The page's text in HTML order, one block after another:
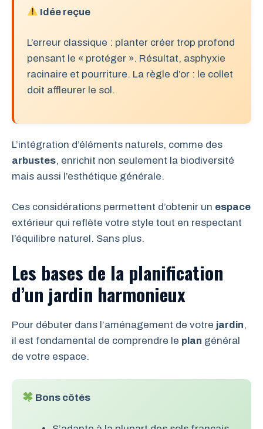
Idée reçue
L’erreur classique : planter créer trop profond
pensant le « protéger ». Résultat, asphyxie
racinaire et pourriture. La règle d’or : le collet
doit affleurer le sol.
L’intégration d’éléments naturels, comme des
arbustes, enrichit non seulement la biodiversité
mais aussi l’esthétique générale.
Ces considérations permettent d’obtenir un espace
extérieur qui reflète votre style tout en respectant
l’équilibre naturel. Sans plus.
Les bases de la planification
d’un jardin harmonieux
Pour débuter dans l’aménagement de votre jardin,
il est fondamental de comprendre le plan général
de votre espace.
Bons côtés